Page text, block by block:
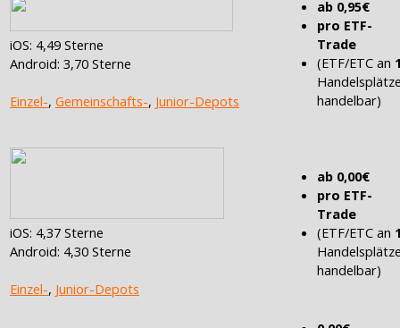
iOS: 4,49 Sterne
Android: 3,70 Sterne
Einzel-, Gemeinschafts-, Junior-Depots
ab 0,95€
pro ETF-
Trade
(ETF/ETC an
handelbar)
iOS: 4,37 Sterne
Android: 4,30 Sterne
Einzel-, Junior-Depots
ab 0,00€
pro ETF-
Trade
(ETF/ETC an
handelbar)